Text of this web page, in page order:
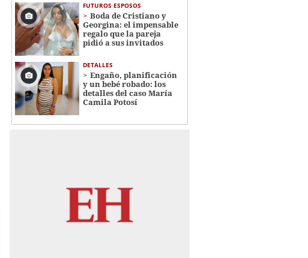
FUTUROS ESPOSOS
Boda de Cristiano y
Georgina: el impensable
regalo que la pareja
pidió a sus invitados
DETALLES
Engaño, planificación
y un bebé robado: los
detalles del caso María
Camila Potosí